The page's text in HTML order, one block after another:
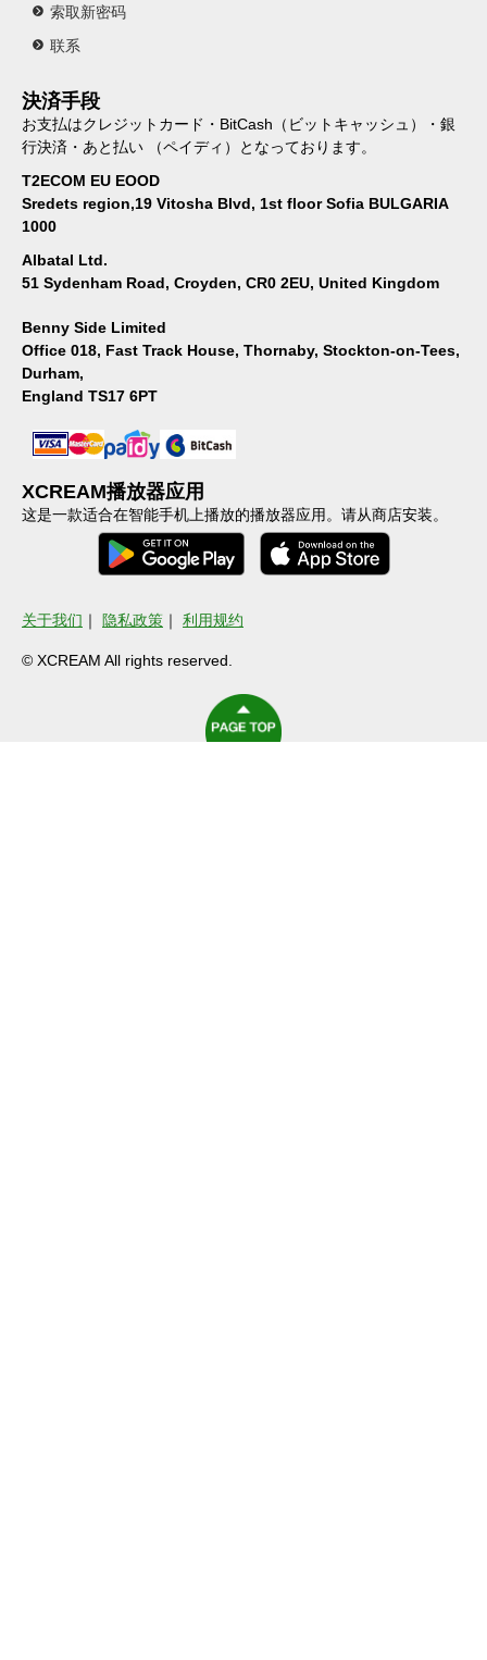
索取新密码
联系
決済手段
お支払はクレジットカード・BitCash（ビットキャッシュ）・銀
行決済・あと払い （ペイディ）となっております。
T2ECOM EU EOOD
Sredets region,19 Vitosha Blvd, 1st floor Sofia BULGARIA
1000
Albatal Ltd.
51 Sydenham Road, Croyden, CR0 2EU, United Kingdom
Benny Side Limited
Office 018, Fast Track House, Thornaby, Stockton-on-Tees,
Durham,
England TS17 6PT
XCREAM播放器应用
这是一款适合在智能手机上播放的播放器应用。请从商店安装。
关于我们 ｜ 隐私政策 ｜ 利用规约
© XCREAM All rights reserved.